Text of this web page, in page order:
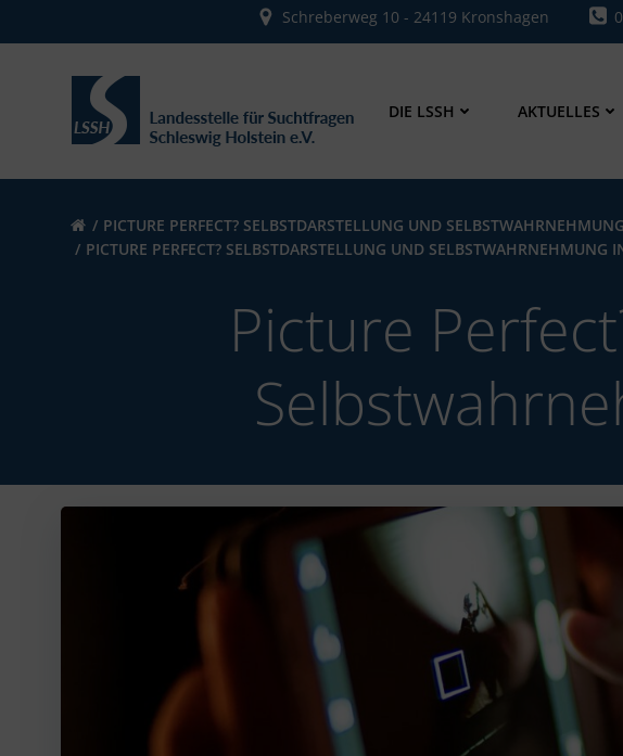
Inhalt
Schreberweg 10 - 24119 Kronshagen
DIE LSSH AKTUELLES
PICTURE PERFECT? SELBSTDARSTELLUNG UND
PICTURE PERFECT? SELBSTDARSTELLUNG UND SELBSTWAHRNEHMUNG
Picture